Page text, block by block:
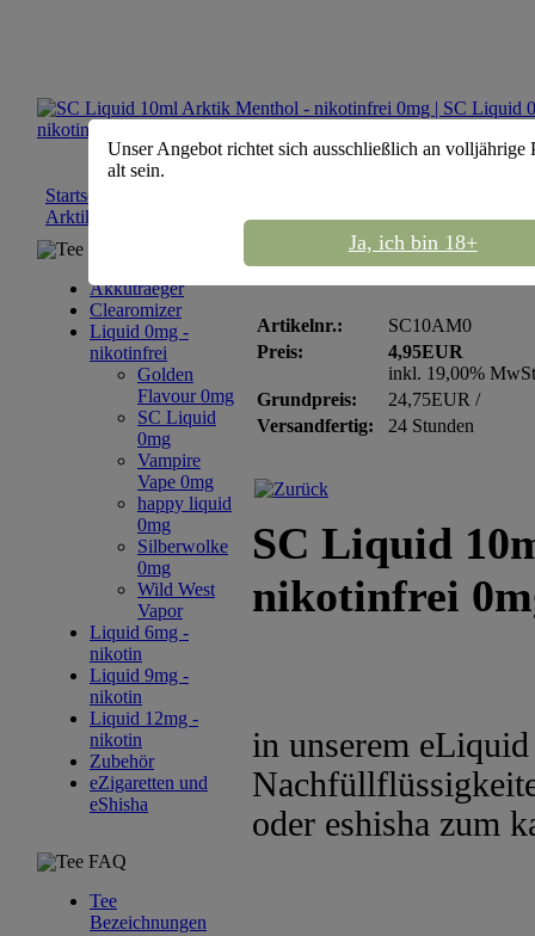
Startseite
Arktik Menthol - nikotinfrei 0mg
Tee Sortiment
Akkutraeger
Clearomizer
Liquid 0mg -
nikotinfrei
Golden
Flavour 0mg
SC Liquid
0mg
Vampire
Vape 0mg
happy liquid
0mg
Silberwolke
0mg
Wild West
Vapor
Liquid 6mg -
nikotin
Liquid 9mg -
nikotin
Liquid 12mg -
nikotin
Zubehör
eZigaretten und
eShisha
Tee FAQ
Tee
Bezeichnungen
SC Liquid 10ml
Artikelnr.:
SC10AM0
Preis:
4,95EUR
inkl. 19,00%
Grundpreis:
24,75EUR /
Versandfertig:
24 Stunden
SC Liquid
nikotinfrei
in unserem
oder eshisha zum
Unser Angebot richtet sich ausschließlich an volljährige
alt sein.
Ja, ich bin 18+